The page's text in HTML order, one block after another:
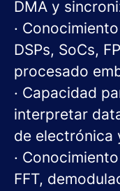
DMA y
·
DSPs, SoCs,
procesado
· Capacidad
interpretar
de electrónica
·
FFT,